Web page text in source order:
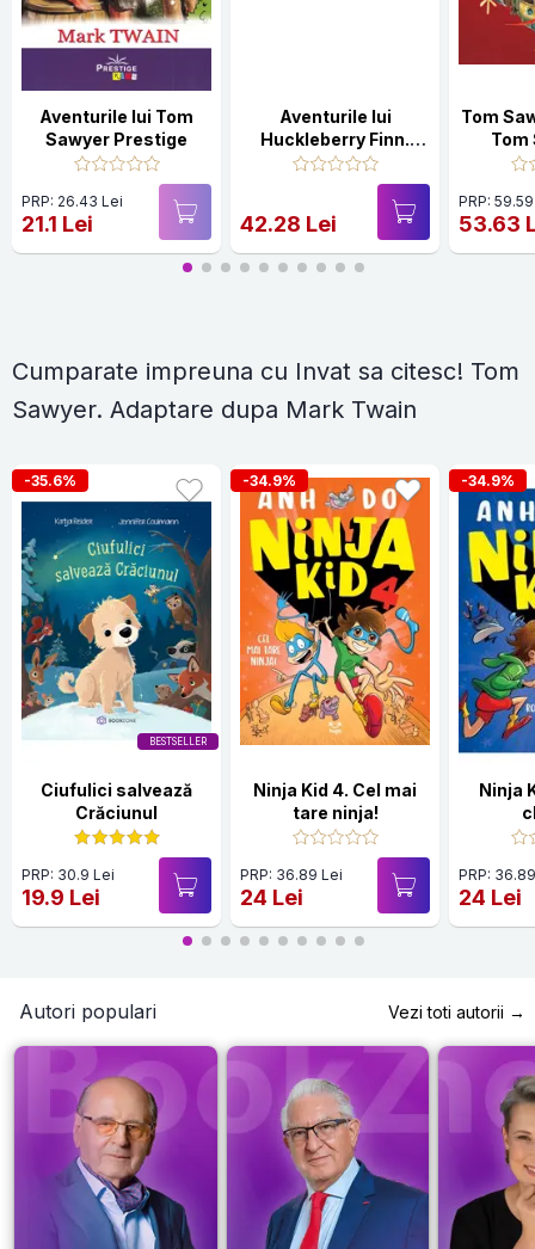
Aventurile lui Tom
Sawyer Prestige
PRP: 26.43 Lei
21.1 Lei
Aventurile lui
Huckleberry Finn.
Volumul 19.
42.28 Lei
Tom
Tom
PRP:
53.63
Cumparate impreuna cu Invat sa citesc! Tom
Sawyer. Adaptare dupa Mark Twain
BESTSELLER
-35.6%
Ciufulici salvează
Crăciunul
PRP: 30.9 Lei
19.9 Lei
-34.9%
Ninja Kid 4. Cel mai
tare ninja!
PRP: 36.89 Lei
24 Lei
-34.9%
Ninja
PRP:
24 Lei
Autori populari Vezi toti autorii →